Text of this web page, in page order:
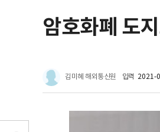
암호화폐 도
김미혜 해외통신원 입력 2021-